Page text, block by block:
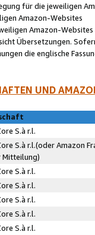
für die jeweiligen
Amazon-Websites
Amazon-Websites
Übersetzungen.
die englische
UND
S.à r.l.
S.à r.l.(oder Amazon
Mitteilung)
S.à r.l.
S.à r.l.
S.à r.l.
S.à r.l.
S.à r.l.